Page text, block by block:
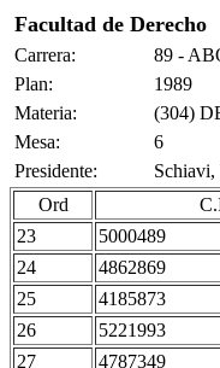
Facultad de Derecho
Carrera:
89 -
Plan:
1989
Materia:
(304)
Mesa:
6
Presidente:
Schiavi,
Ord
23
5000489
24 4862869
25 4185873
26 5221993
27 4787349